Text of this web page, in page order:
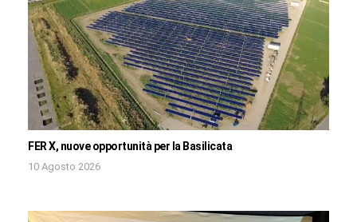
FER X, nuove opportunità per la Basilicata
10 Agosto 2026